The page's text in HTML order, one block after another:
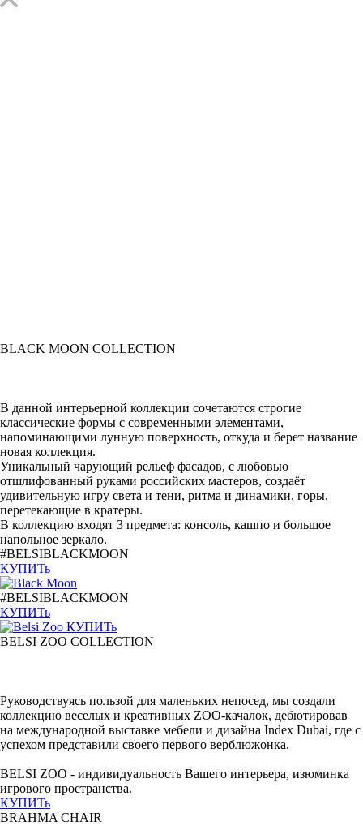
BLACK MOON COLLECTION
В данной интерьерной коллекции сочетаются строгие
классические формы с современными элементами,
напоминающими лунную поверхность, откуда и берет название
новая коллекция.
Уникальный чарующий рельеф фасадов, с любовью
отшлифованный руками российских мастеров, создаёт
удивительную игру света и тени, ритма и динамики, горы,
перетекающие в кратеры.
В коллекцию входят 3 предмета: консоль, кашпо и большое
напольное зеркало.
#BELSIBLACKMOON
КУПИТь
#BELSIBLACKMOON
КУПИТь
КУПИТь
BELSI ZOO COLLECTION
Руководствуясь пользой для маленьких непосед, мы создали
коллекцию веселых и креативных ZOO-качалок, дебютировав
на международной выставке мебели и дизайна Index Dubai, где с
успехом представили своего первого верблюжонка.
BELSI ZOO - индивидуальность Вашего интерьера, изюминка
игрового пространства.
КУПИТь
BRAHMA CHAIR